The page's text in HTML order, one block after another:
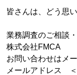
皆さんは、どう思
業務調査のご相談
株式会社FMCA
お問い合わせはメ
メールアドレス